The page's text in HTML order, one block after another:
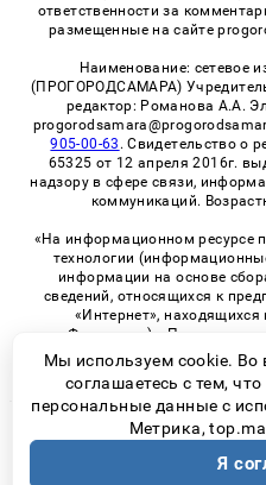
ответственности за
размещенные на сайте
Наименование: сетевое
(ПРОГОРОДСАМАРА)
редактор: Романова А.А.
905-00-63 . Свидетельство о
65325 от 12 апреля 2016г.
надзору в сфере связи,
коммуникаций.
«На информационном ресурсе
технологии
информации на основе
сведений, относящихся к
«Интернет», находящихся
Федерации)». Правила
технологий в виджетах
© 2026
Возрастная
Мы используем cookie. Во
соглашаетесь с тем,
персональные данные с
Метрика,
Я